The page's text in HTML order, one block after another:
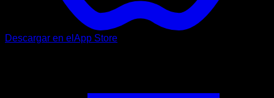
Descargar en el App Store